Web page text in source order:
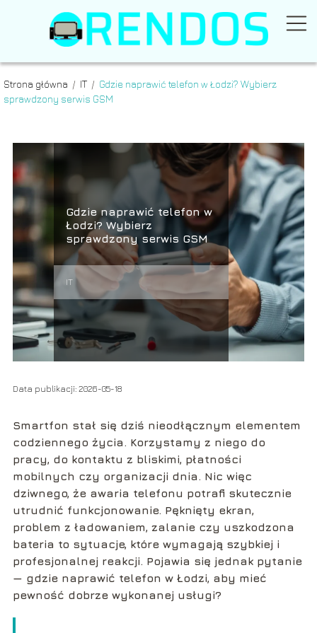
Strona główna / IT / Gdzie naprawić telefon w Łodzi? Wybierz
sprawdzony serwis GSM
Gdzie naprawić telefon w
Łodzi? Wybierz
sprawdzony serwis GSM
IT
Data publikacji: 2026-05-18
Smartfon stał się dziś nieodłącznym elementem
codziennego życia. Korzystamy z niego do
pracy, do kontaktu z bliskimi, płatności
mobilnych czy organizacji dnia. Nic więc
dziwnego, że awaria telefonu potrafi skutecznie
utrudnić funkcjonowanie. Pęknięty ekran,
problem z ładowaniem, zalanie czy uszkodzona
bateria to sytuacje, które wymagają szybkiej i
profesjonalnej reakcji. Pojawia się jednak pytanie
— gdzie naprawić telefon w Łodzi, aby mieć
pewność dobrze wykonanej usługi?